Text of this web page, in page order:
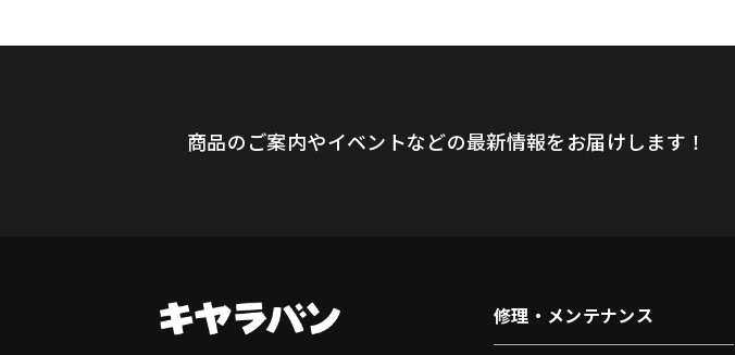
商品のご案内やイベントなどの最新情報をお届けします！
修理・メンテナンス